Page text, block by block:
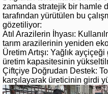
zamanda stratejik bir hamle
tarafından yürütülen bu
gözetiliyor:
Atıl Arazilerin İhyası:
tarım arazilerinin yeniden
Üretim Artışı: Yağlık
üretim kapasitesinin
Çiftçiye Doğrudan Destek:
karşılayarak üreticinin girdi